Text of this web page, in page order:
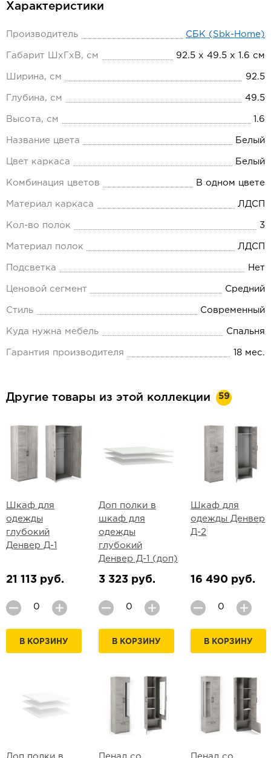
Характеристики
Производитель СБК (Sbk-Home)
Габарит ШхГхВ, см 92.5 х 49.5 х 1.6 см
Ширина, см 92.5
Глубина, см 49.5
Высота, см 1.6
Название цвета Белый
Цвет каркаса Белый
Комбинация цветов В одном цвете
Материал каркаса ЛДСП
Кол-во полок 3
Материал полок ЛДСП
Подсветка Нет
Ценовой сегмент Средний
Стиль Современный
Куда нужна мебель Спальня
Гарантия производителя 18 мес.
Другие товары из этой коллекции 59
Шкаф для
одежды
глубокий
Денвер Д-1
21 113 руб.
В КОРЗИНУ
Доп полки в
шкаф для
одежды
глубокий
Денвер Д-1 (доп)
3 323 руб.
В КОРЗИНУ
Шкаф для
одежды Денвер
Д-2
16 490 руб.
В КОРЗИНУ